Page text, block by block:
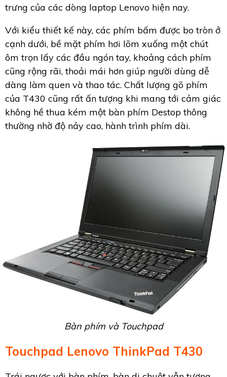
trưng của các dòng laptop Lenovo hiện nay.
Với kiểu thiết kế này, các phím bấm được bo tròn ở
cạnh dưới, bề mặt phím hơi lõm xuống một chút
ôm trọn lấy các đầu ngón tay, khoảng cách phím
cũng rộng rãi, thoải mái hơn giúp người dùng dễ
dàng làm quen và thao tác. Chất lượng gõ phím
của T430 cũng rất ấn tượng khi mang tới cảm giác
không hề thua kém một bàn phím Destop thông
thường nhờ độ nảy cao, hành trình phím dài.
Bàn phím và Touchpad
Touchpad Lenovo ThinkPad T430